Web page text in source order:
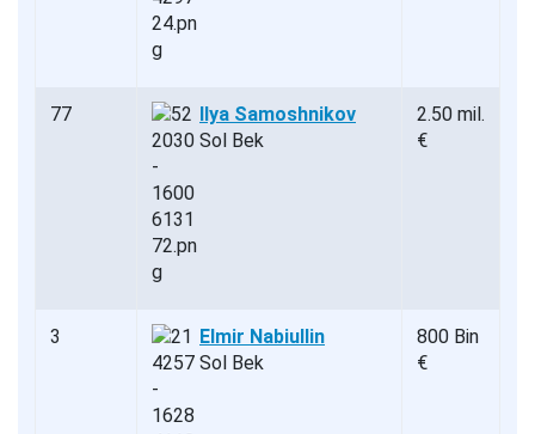
77
Ilya Samoshnikov
Sol Bek
2.50 mil.
€
3
Elmir Nabiullin
Sol Bek
800 Bin
€